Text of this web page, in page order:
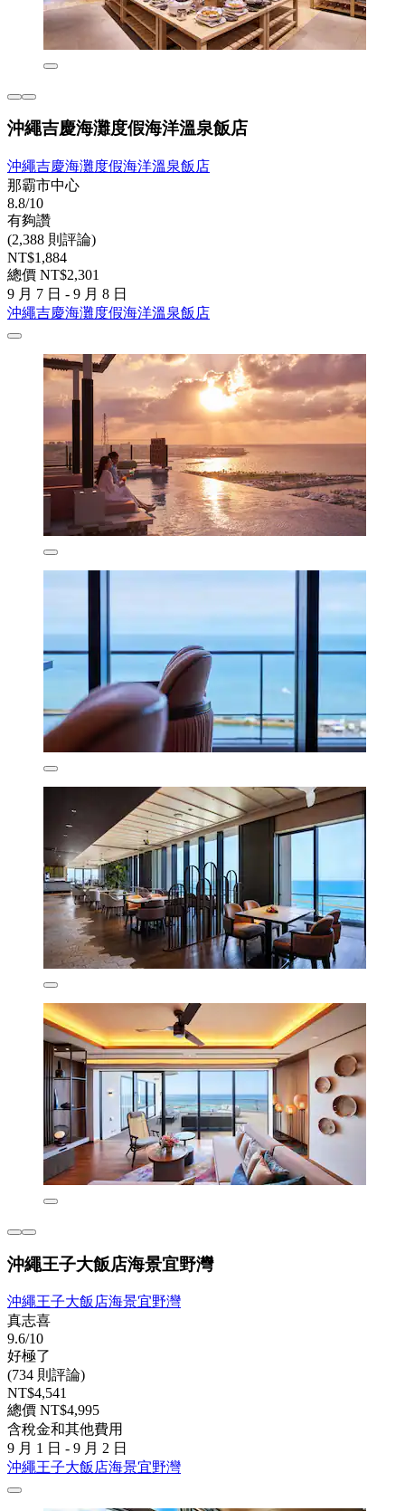
沖繩吉慶海灘度假海洋溫泉飯店
沖繩吉慶海灘度假海洋溫泉飯店
那霸市中心
8.8/10
有夠讚
(2,388 則評論)
NT$1,884
總價 NT$2,301
9 月 7 日 - 9 月 8 日
沖繩吉慶海灘度假海洋溫泉飯店
沖繩王子大飯店海景宜野灣
沖繩王子大飯店海景宜野灣
真志喜
9.6/10
好極了
(734 則評論)
NT$4,541
總價 NT$4,995
含稅金和其他費用
9 月 1 日 - 9 月 2 日
沖繩王子大飯店海景宜野灣